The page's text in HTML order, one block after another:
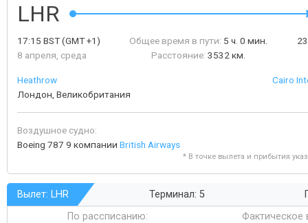
LHR
17:15 BST(GMT +1)
8 апреля, среда
Общее время в пути: 5 ч. 0 мин.
Расстояние: 3532 км.
Heathrow
Лондон, Великобритания
Cairo
Воздушное судно:
Boeing 787 9 компании British Airways
* В точке вылета и прибытия
Вылет: LHR Терминал: 5
По рассписанию:
Фактическое